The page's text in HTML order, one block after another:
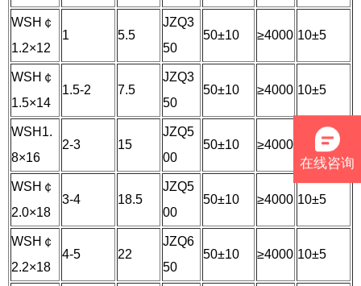
WSH￠
1.2×12
1 5.5
JZQ3
50
50±10 ≥4000 10±5
WSH￠
1.5×14
1.5-2 7.5
JZQ3
50
50±10 ≥4000 10±5
WSH1.
8×16
2-3 15
JZQ5
00
50±10 ≥4000 10±5
WSH￠
2.0×18
3-4 18.5
JZQ5
00
50±10 ≥4000 10±5
WSH￠
2.2×18
4-5 22
JZQ6
50
50±10 ≥4000 10±5
在线咨询